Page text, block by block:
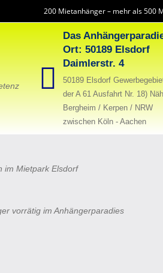
200 Mietanhänger – mehr als 500
Das
Ort: 50189 Elsdorf
Daimlerstr. 4
50189 Elsdorf
der A 61 Ausfahrt Nr. 18)
Bergheim / Kerpen / NRW
zwischen Köln - Aachen
im Mietpark Elsdorf
vorrätig im Anhängerparadies